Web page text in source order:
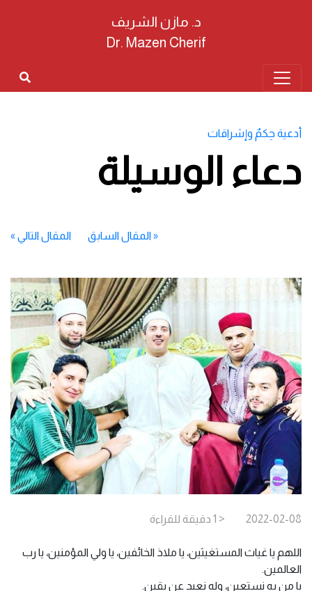
د. مازن الشريف
Dr. Mazen Cherif
أدعية حِكمٌ وإشراقات
دعاء الوسيلة
«المقال السابق المقال التالي »
2022-02-08
< 1 دقيقة للقراءة
اللهم يا غياث المستغيثين، يا ملاذ الخائفين، يا ولي المؤمنين، يا رب
العالمين.
يا من به نستعين، وله نعبد عن يقين.